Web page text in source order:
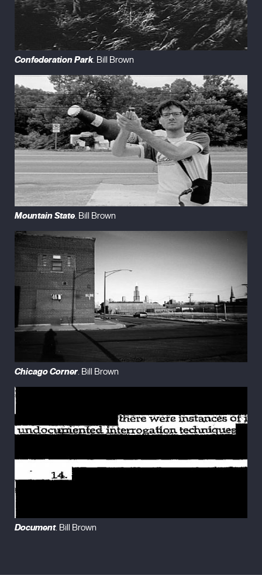
Confederation Park. Bill Brown
Mountain State. Bill Brown
Chicago Corner. Bill Brown
Document. Bill Brown